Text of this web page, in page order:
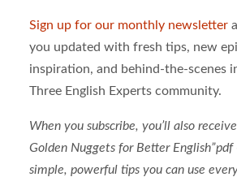
Sign up for our monthly newsletter
you updated with fresh tips, new
inspiration, and behind-the-scenes
Three English Experts community.
When you subscribe, you’ll also
Golden Nuggets for Better English
simple, powerful tips you can use